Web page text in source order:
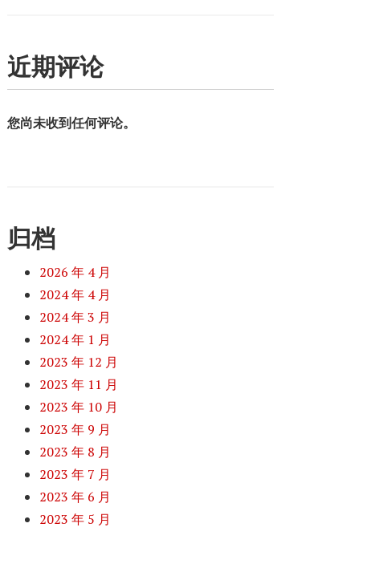
近期评论
您尚未收到任何评论。
归档
2026 年 4 月
2024 年 4 月
2024 年 3 月
2024 年 1 月
2023 年 12 月
2023 年 11 月
2023 年 10 月
2023 年 9 月
2023 年 8 月
2023 年 7 月
2023 年 6 月
2023 年 5 月